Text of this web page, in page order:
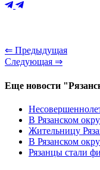
⇐ Предыдущая
Следующая ⇒
Еще новости
В Рязанском
Жительницу
В Рязанском
Рязанцы стали